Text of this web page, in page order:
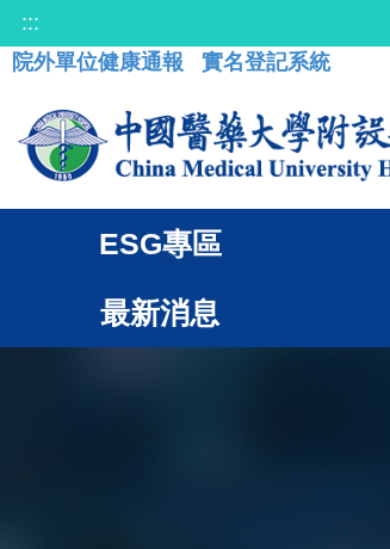
:::
院外單位健康通報
實名登記系統
ESG專區
最新消息